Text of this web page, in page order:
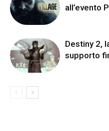
all’evento
Destiny 2,
supporto